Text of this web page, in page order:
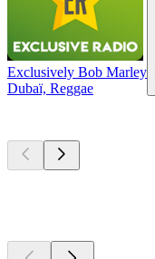
Exclusively Bob Marley
Dubaï, Reggae